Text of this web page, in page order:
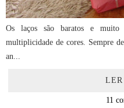
Os laços são baratos e
multiplicidade de cores. Sempre
an...
11